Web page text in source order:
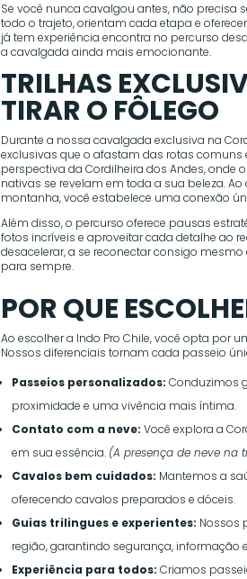
Se você nunca cavalgou antes, não precisa
todo o trajeto, orientam cada etapa e
já tem experiência encontra no percurso
a cavalgada ainda mais emocionante.
TRILHAS
TIRAR O FÔLEGO
Durante a nossa cavalgada exclusiva na
exclusivas que o afastam das rotas
perspectiva da Cordilheira dos Andes, onde
nativas se revelam em toda a sua beleza.
montanha, você estabelece uma conexão
Além disso, o percurso oferece pausas
fotos incríveis e aproveitar cada detalhe ao
desacelerar, a se reconectar consigo
para sempre.
POR QUE
Ao escolher a Indo Pro Chile, você opta por
Nossos diferenciais tornam cada passeio
Passeios personalizados: Conduzimos
proximidade e uma vivência mais íntima.
Contato com a neve: Você explora a
em sua essência. (A presença de neve na
Cavalos bem cuidados: Mantemos a
oferecendo cavalos preparados e dóceis.
Guias trilingues e experientes: Nossos
região, garantindo segurança, informação
Experiência para todos: Criamos